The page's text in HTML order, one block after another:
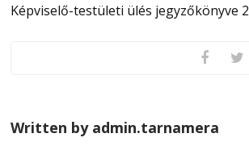
Képviselő-testületi ülés jegyzőkönyve
Written by admin.tarnamera